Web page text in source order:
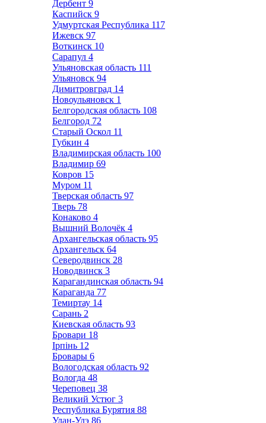
Дербент 9
Каспийск 9
Удмуртская Республика 117
Ижевск 97
Воткинск 10
Сарапул 4
Ульяновская область 111
Ульяновск 94
Димитровград 14
Новоульяновск 1
Белгородская область 108
Белгород 72
Старый Оскол 11
Губкин 4
Владимирская область 100
Владимир 69
Ковров 15
Муром 11
Тверская область 97
Тверь 78
Конаково 4
Вышний Волочёк 4
Архангельская область 95
Архангельск 64
Северодвинск 28
Новодвинск 3
Карагандинская область 94
Караганда 77
Темиртау 14
Сарань 2
Киевская область 93
Бровари 18
Ірпінь 12
Бровары 6
Вологодская область 92
Вологда 48
Череповец 38
Великий Устюг 3
Республика Бурятия 88
Улан-Удэ 86